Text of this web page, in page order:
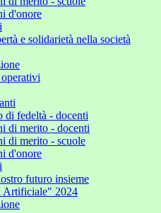
d'onore
e solidarietà nella società
di fedeltà - docenti
di merito - docenti
di merito - scuole
d'onore
futuro insieme
Artificiale" 2024